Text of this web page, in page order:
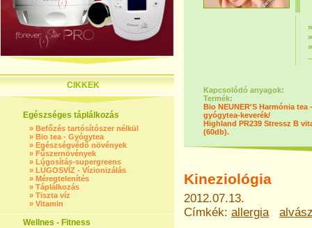
CIKKEK
Egészséges táplálkozás
» Befőzés tartósítószer nélkül
» Bio tea - Gyógytea
» Egészségvédő növények
» Fűszernövények
» Lúgosítás-supergreens
» LÚGOSVÍZ - Vízionizálás
» Méregtelenítés
» Táplálkozás
» Tiszta víz
» Vitamin
Wellnes - Fitness
Kapcsolódó anyagok:
Termék:
Bio NEUNER'S Harmónia tea
gyógytea-keverék/
Highland PR239 Stressz B
(60db).
Kineziológia
2012.07.13.
Címkék: allergia